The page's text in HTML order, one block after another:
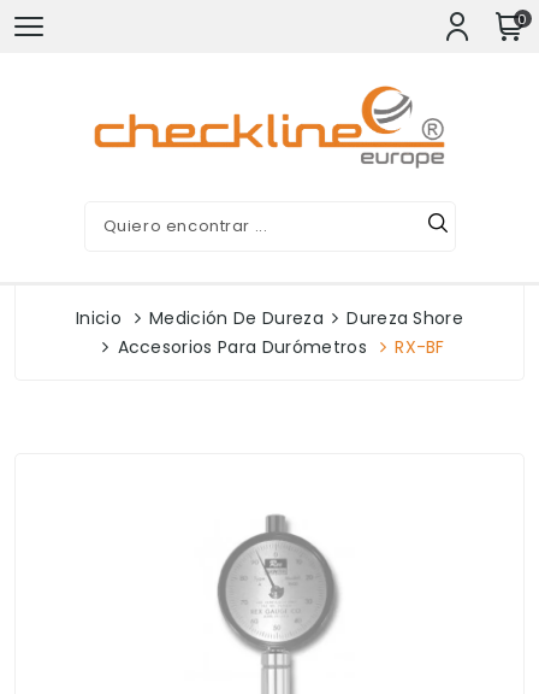
0
Inicio Medición De Dureza
Dureza Shore
Accesorios Para Durómetros
RX-BF